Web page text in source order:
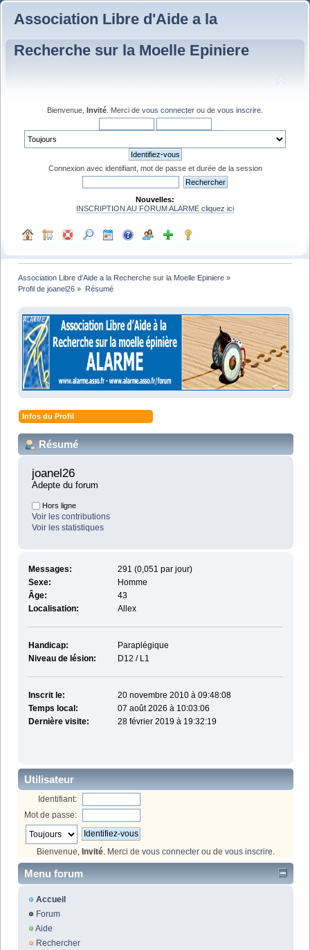
Association Libre d'Aide a la
Recherche sur la Moelle Epiniere
Bienvenue, Invité . Merci de vous connecter ou de vous inscrire
Connexion avec identifiant, mot de passe et durée de la session
Nouvelles:
INSCRIPTION AU FORUM ALARME cliquez ici
Association Libre d'Aide a la Recherche sur la Moelle Epiniere »
Profil de joanel26 » Résumé
Infos du Profil
Résumé
joanel26
Adepte du forum
Hors ligne
Voir les contributions
Voir les statistiques
Messages:
291 (0,051 par jour)
Sexe:
Homme
Âge:
43
Localisation:
Allex
Handicap:
Paraplégique
Niveau de lésion:
D12 / L1
Inscrit le:
20 novembre 2010 à 09:48:08
Temps local:
07 août 2026 à 10:03:06
Dernière visite:
28 février 2019 à 19:32:19
Utilisateur
Identifiant:
Mot de passe:
Bienvenue, Invité . Merci de vous connecter ou de vous inscrire
Menu forum
Accueil
Forum
Aide
Rechercher